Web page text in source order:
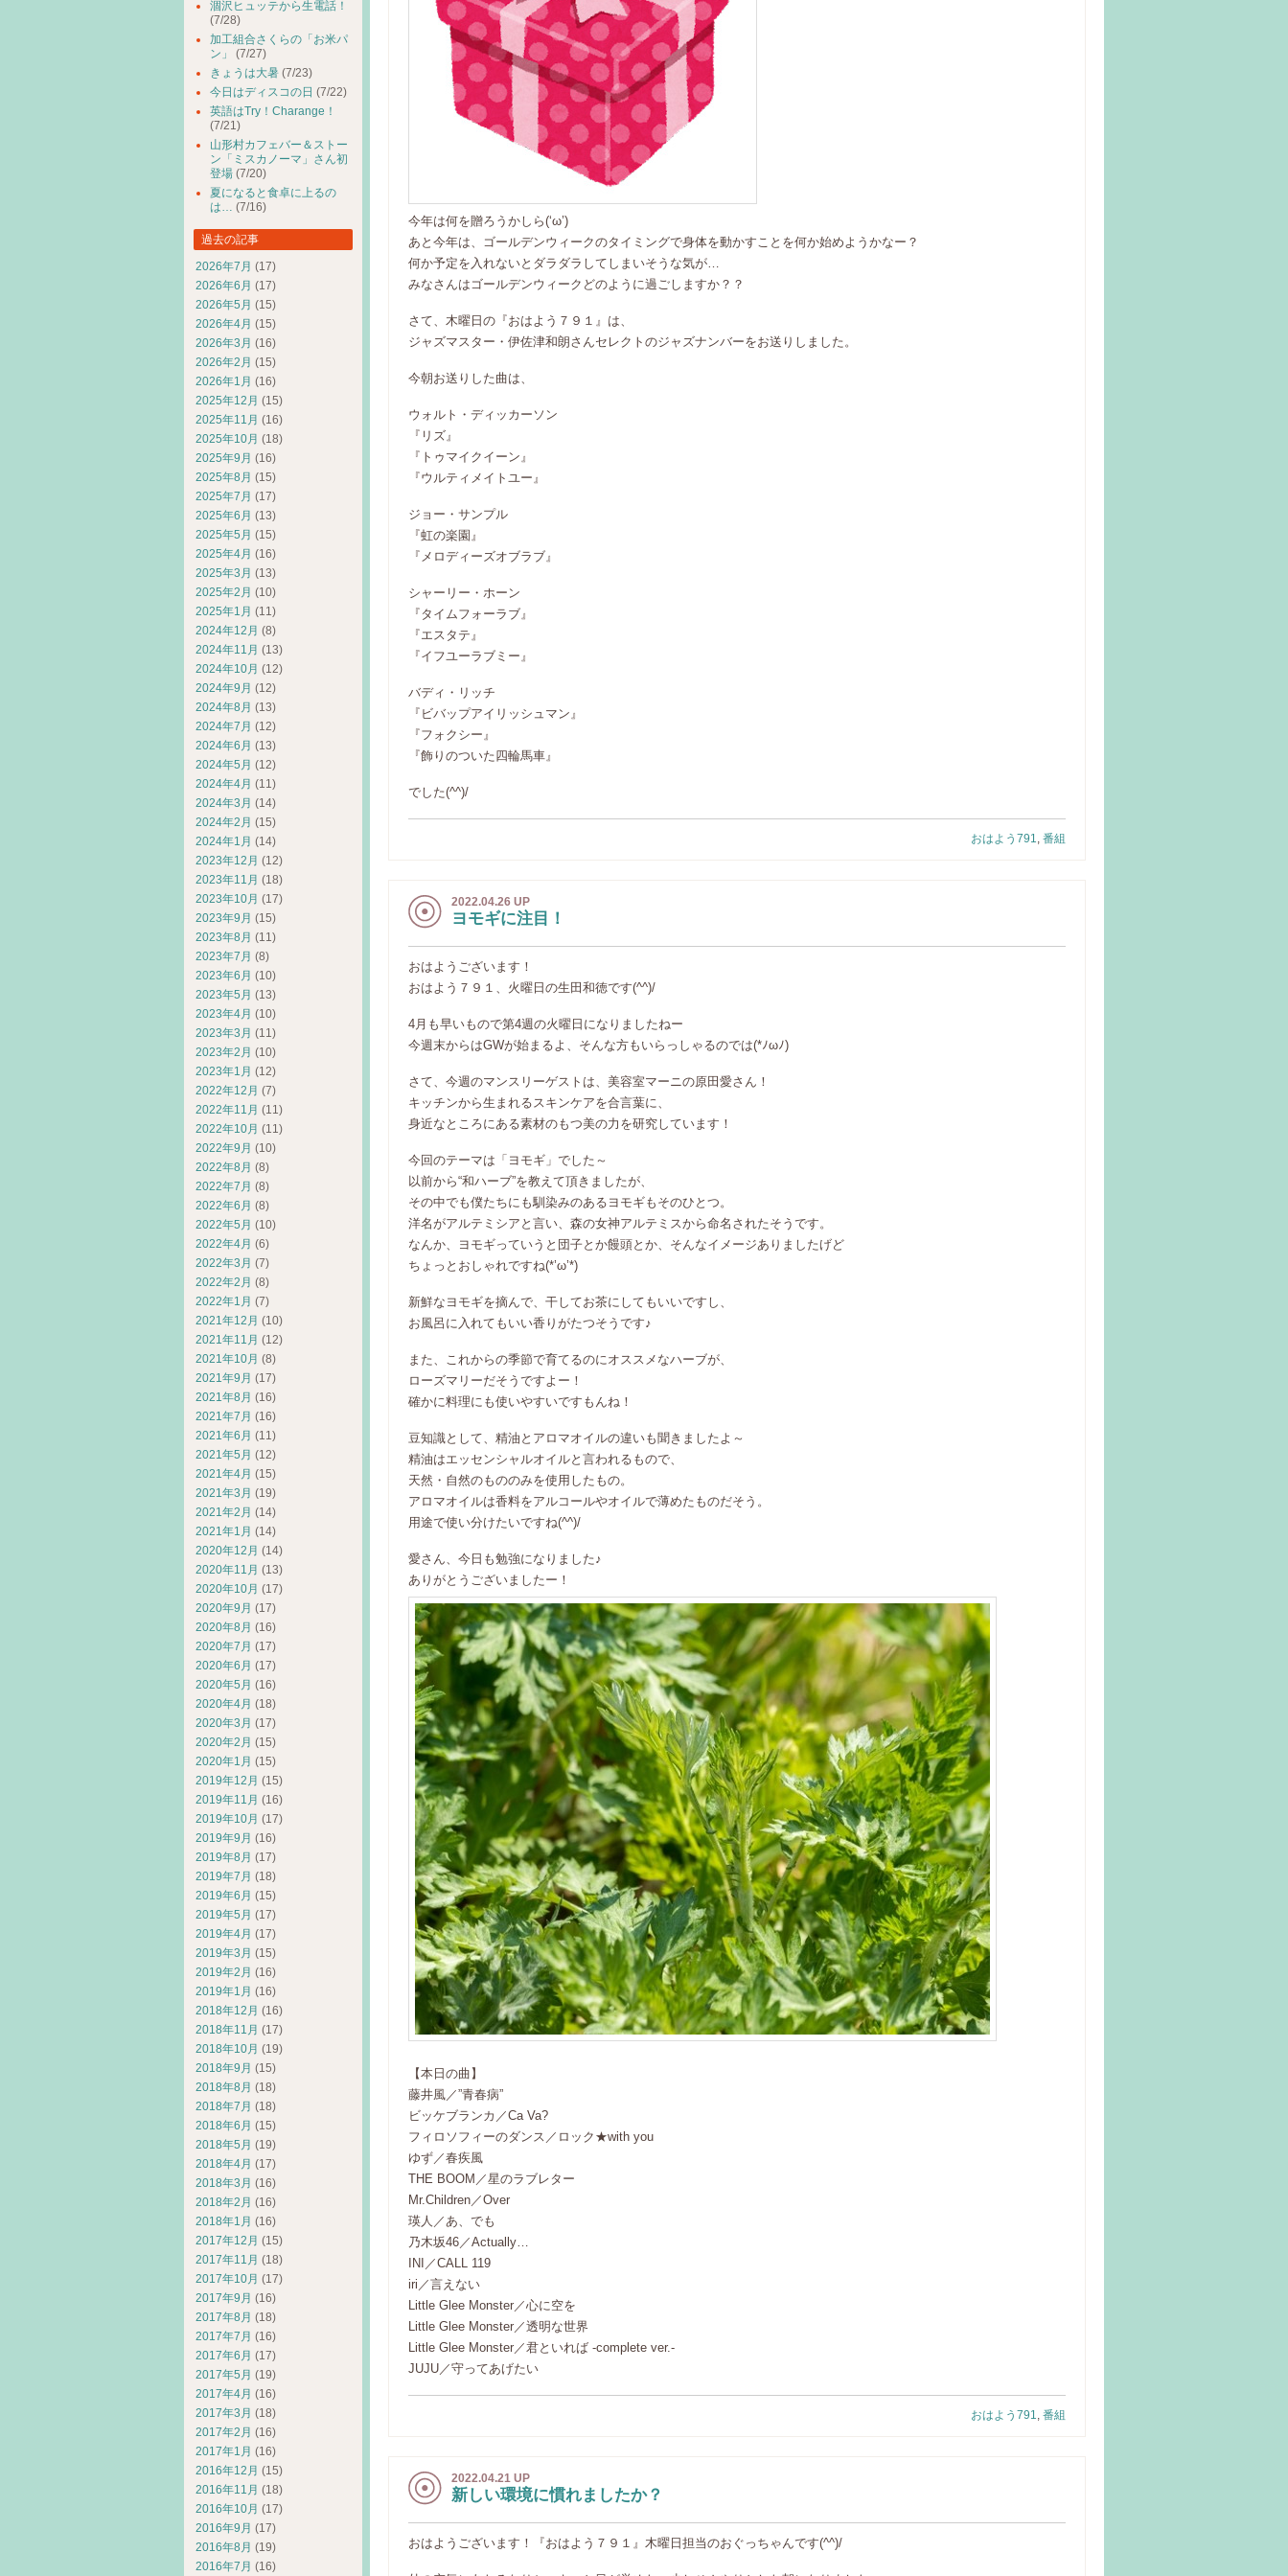
今年は何を贈ろうかしら(‘ω’)
あと今年は、ゴールデンウィークのタイミングで身体を動かすことを何か始めようかなー？
何か予定を入れないとダラダラしてしまいそうな気が…
みなさんはゴールデンウィークどのように過ごしますか？？
さて、木曜日の『おはよう７９１』は、
ジャズマスター・伊佐津和朗さんセレクトのジャズナンバーをお送りしました。
今朝お送りした曲は、
ウォルト・ディッカーソン
『リズ』
『トゥマイクイーン』
『ウルティメイトユー』
ジョー・サンプル
『虹の楽園』
『メロディーズオブラブ』
シャーリー・ホーン
『タイムフォーラブ』
『エスタテ』
『イフユーラブミー』
バディ・リッチ
『ビバップアイリッシュマン』
『フォクシー』
『飾りのついた四輪馬車』
でした(^^)/
おはよう791, 番組
2022.04.26 UP
ヨモギに注目！
おはようございます！
おはよう７９１、火曜日の生田和徳です(^^)/
4月も早いもので第4週の火曜日になりましたねー
今週末からはGWが始まるよ、そんな方もいらっしゃるのでは(*ﾉωﾉ)
さて、今週のマンスリーゲストは、美容室マーニの原田愛さん！
キッチンから生まれるスキンケアを合言葉に、
身近なところにある素材のもつ美の力を研究しています！
今回のテーマは「ヨモギ」でした～
以前から“和ハーブ”を教えて頂きましたが、
その中でも僕たちにも馴染みのあるヨモギもそのひとつ。
洋名がアルテミシアと言い、森の女神アルテミスから命名されたそうです。
なんか、ヨモギっていうと団子とか饅頭とか、そんなイメージありましたげど
ちょっとおしゃれですね(*’ω’*)
新鮮なヨモギを摘んで、干してお茶にしてもいいですし、
お風呂に入れてもいい香りがたつそうです♪
また、これからの季節で育てるのにオススメなハーブが、
ローズマリーだそうですよー！
確かに料理にも使いやすいですもんね！
豆知識として、精油とアロマオイルの違いも聞きましたよ～
精油はエッセンシャルオイルと言われるもので、
天然・自然のもののみを使用したもの。
アロマオイルは香料をアルコールやオイルで薄めたものだそう。
用途で使い分けたいですね(^^)/
愛さん、今日も勉強になりました♪
ありがとうございましたー！
【本日の曲】
藤井風／”青春病”
ビッケブランカ／Ca Va?
フィロソフィーのダンス／ロック★with you
ゆず／春疾風
THE BOOM／星のラブレター
Mr.Children／Over
瑛人／あ、でも
乃木坂46／Actually…
INI／CALL 119
iri／言えない
Little Glee Monster／心に空を
Little Glee Monster／透明な世界
Little Glee Monster／君といれば -complete ver.-
JUJU／守ってあげたい
おはよう791 番組
2022.04.21 UP
新しい環境に慣れましたか？
おはようございます！『おはよう７９１』木曜日担当のおぐっちゃんです(^^)/
涸沢ヒュッテから生電話！
(7/28)
加工組合さくらの「お米パ
ン」
(7/27)
きょうは大暑 (7/23)
今日はディスコの日 (7/22)
英語はTry！Charange！
(7/21)
山形村カフェバー＆ストー
ン「ミスカノーマ」さん初
登場 (7/20)
夏になると食卓に上るの
は… (7/16)
過去の記事
2026年7月 (17)
2026年6月 (17)
2026年5月 (15)
2026年4月 (15)
2026年3月 (16)
2026年2月 (15)
2026年1月 (16)
2025年12月 (15)
2025年11月 (16)
2025年10月 (18)
2025年9月 (16)
2025年8月 (15)
2025年7月 (17)
2025年6月 (13)
2025年5月 (15)
2025年4月 (16)
2025年3月 (13)
2025年2月 (10)
2025年1月 (11)
2024年12月 (8)
2024年11月 (13)
2024年10月 (12)
2024年9月 (12)
2024年8月 (13)
2024年7月 (12)
2024年6月 (13)
2024年5月 (12)
2024年4月 (11)
2024年3月 (14)
2024年2月 (15)
2024年1月 (14)
2023年12月 (12)
2023年11月 (18)
2023年10月 (17)
2023年9月 (15)
2023年8月 (11)
2023年7月 (8)
2023年6月 (10)
2023年5月 (13)
2023年4月 (10)
2023年3月 (11)
2023年2月 (10)
2023年1月 (12)
2022年12月 (7)
2022年11月 (11)
2022年10月 (11)
2022年9月 (10)
2022年8月 (8)
2022年7月 (8)
2022年6月 (8)
2022年5月 (10)
2022年4月 (6)
2022年3月 (7)
2022年2月 (8)
2022年1月 (7)
2021年12月 (10)
2021年11月 (12)
2021年10月 (8)
2021年9月 (17)
2021年8月 (16)
2021年7月 (16)
2021年6月 (11)
2021年5月 (12)
2021年4月 (15)
2021年3月 (19)
2021年2月 (14)
2021年1月 (14)
2020年12月 (14)
2020年11月 (13)
2020年10月 (17)
2020年9月 (17)
2020年8月 (16)
2020年7月 (17)
2020年6月 (17)
2020年5月 (16)
2020年4月 (18)
2020年3月 (17)
2020年2月 (15)
2020年1月 (15)
2019年12月 (15)
2019年11月 (16)
2019年10月 (17)
2019年9月 (16)
2019年8月 (17)
2019年7月 (18)
2019年6月 (15)
2019年5月 (17)
2019年4月 (17)
2019年3月 (15)
2019年2月 (16)
2019年1月 (16)
2018年12月 (16)
2018年11月 (17)
2018年10月 (19)
2018年9月 (15)
2018年8月 (18)
2018年7月 (18)
2018年6月 (15)
2018年5月 (19)
2018年4月 (17)
2018年3月 (16)
2018年2月 (16)
2018年1月 (16)
2017年12月 (15)
2017年11月 (18)
2017年10月 (17)
2017年9月 (16)
2017年8月 (18)
2017年7月 (16)
2017年6月 (17)
2017年5月 (19)
2017年4月 (16)
2017年3月 (18)
2017年2月 (16)
2017年1月 (16)
2016年12月 (15)
2016年11月 (18)
2016年10月 (17)
2016年9月 (17)
2016年8月 (19)
2016年7月 (16)